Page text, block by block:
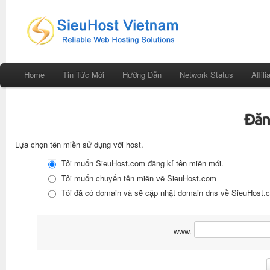
Home Tin Tức Mới Hướng Dẫn Network Status
Lựa chọn tên miền sử dụng với host.
Tôi muốn SieuHost.com đăng kí tên miền mới.
Tôi muốn chuyển tên miền về SieuHost.com
Tôi đã có domain và sẽ cập nhật domain dns về
www.